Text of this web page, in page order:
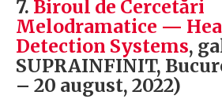
7. Biroul de Cercetări
Melodramatice —
Detection Systems,
SUPRAINFINIT,
– 20 august, 2022)